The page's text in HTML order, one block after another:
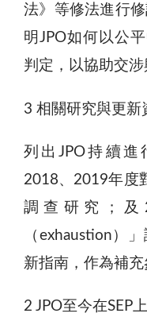
法》等修法進行
明JPO如何以公
判定，以協助交涉
3 相關研究與更新
列出JPO持續進
2018、2019年度
調查研究；及
（exhaustion）
新指南，作為補充
2 JPO至今在SEP